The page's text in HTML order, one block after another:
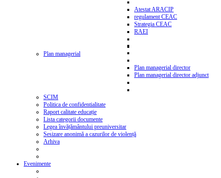
Atestat ARACIP
regulament CEAC
Strategia CEAC
RAEI
Plan managerial
Plan managerial director
Plan managerial director adjunct
SCIM
Politica de confidentialitate
Raport calitate educație
Lista categorii documente
Legea învățământului preuniversitar
Sesizare anonimă a cazurilor de violență
Arhiva
Evenimente